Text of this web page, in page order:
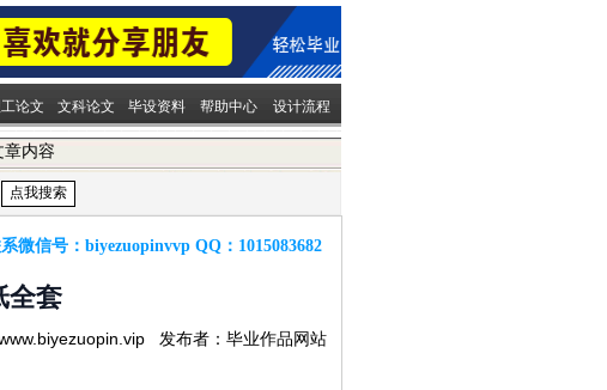
论文 文科论文 毕设资料 帮助中心 设计流程
章内容
微信号： biyezuopinvvp QQ： 1015083682
全套
发布者：毕业作品网站